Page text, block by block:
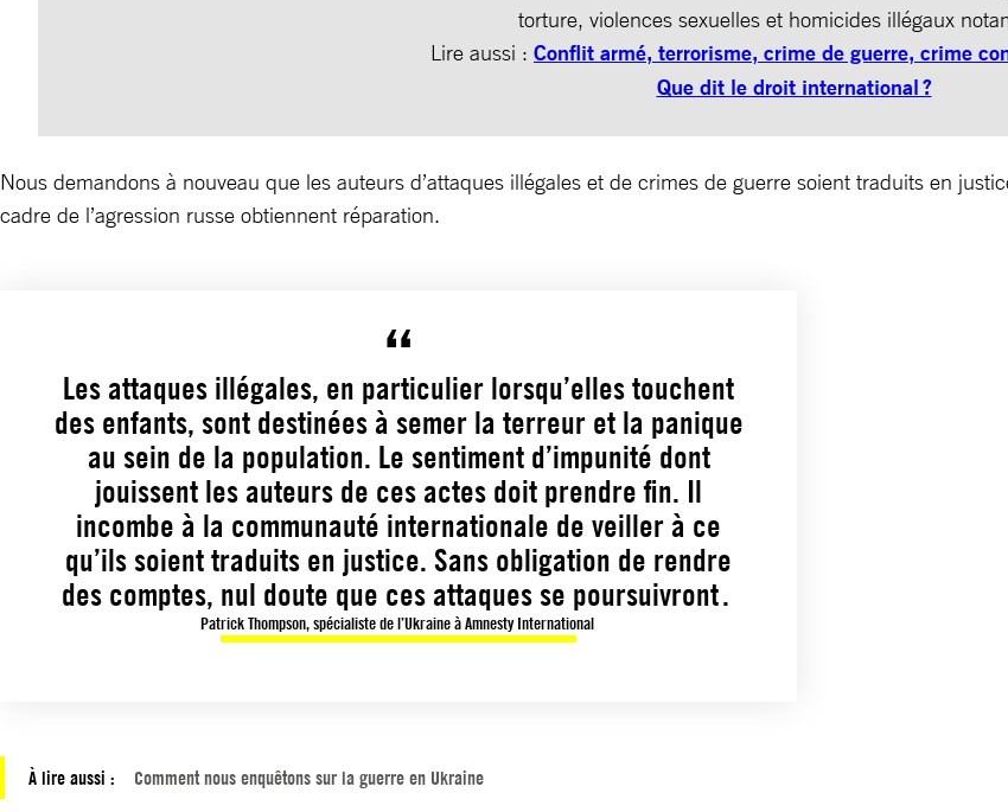
torture, violences sexuelles et homicides illégaux
Lire aussi : Conflit armé, terrorisme, crime de guerre, crime
Que dit le droit international ?
Nous demandons à nouveau que les auteurs d’attaques illégales et de crimes de guerre soient traduits en
cadre de l’agression russe obtiennent réparation.
Les attaques illégales, en particulier lorsqu’elles touchent
des enfants, sont destinées à semer la terreur et la panique
au sein de la population. Le sentiment d’impunité dont
jouissent les auteurs de ces actes doit prendre fin. Il
incombe à la communauté internationale de veiller à ce
qu’ils soient traduits en justice. Sans obligation de rendre
des comptes, nul doute que ces attaques se poursuivront .
Patrick Thompson, spécialiste de l’Ukraine à Amnesty International
À lire aussi : Comment nous enquêtons sur la guerre en Ukraine